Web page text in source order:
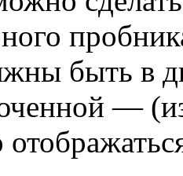
быть в
—